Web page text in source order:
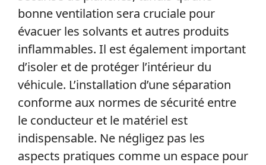
bonne ventilation sera cruciale pour
évacuer les solvants et autres produits
inflammables. Il est également important
d’isoler et de protéger l’intérieur du
véhicule. L’installation d’une séparation
conforme aux normes de sécurité entre
le conducteur et le matériel est
indispensable. Ne négligez pas les
aspects pratiques comme un espace pour